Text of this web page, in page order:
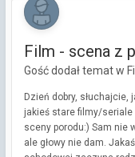
Film - scena z
Gość dodał temat w
Dzień dobry, słuchajcie,
jakieś stare filmy/seriale
sceny porodu:) Sam nie
ale głowy nie dam.